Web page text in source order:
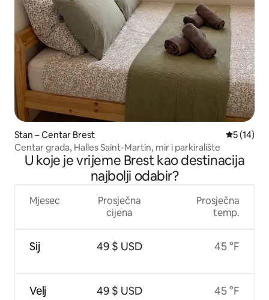
Stan – Centar Brest Prosječna
5 (14)
Centar grada, Halles Saint-Martin, mir i parkiralište
U koje je vrijeme Brest kao destinacija
najbolji odabir?
Mjesec
Sij
Velj
Prosječna
cijena
49 $ USD
49 $ USD
Prosječna
temp.
45 °F
45 °F